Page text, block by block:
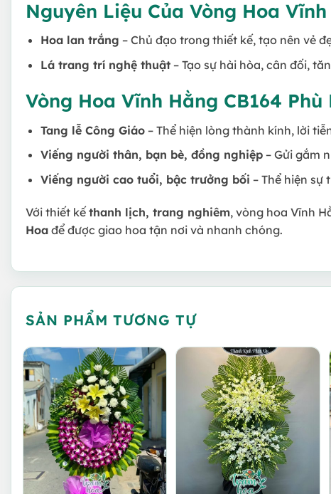
Nguyên Liệu Của Vòng Hoa
Hoa lan trắng – Chủ đạo trong thiết kế, tạo nên vẻ
Lá trang trí nghệ thuật– Tạo sự hài hòa, cân đối,
Vòng Hoa Vĩnh Hằng CB164
Tang lễ Công Giáo– Thể hiện lòng thành kính, lời
Viếng người thân, bạn bè, đồng nghiệp– Gửi gắm
Viếng người cao tuổi, bậc trưởng bối – Thể hiện sự
Với thiết kếthanh lịch, trang nghiêm, vòng hoa Vĩnh
Hoa để được giao hoa tận nơi và nhanh chóng.
SẢN PHẨM TƯƠNG TỰ